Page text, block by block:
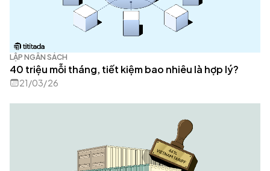
LẬP NGÂN SÁCH
40 triệu mỗi tháng, tiết kiệm bao nhiêu là hợp lý?
21/03/26